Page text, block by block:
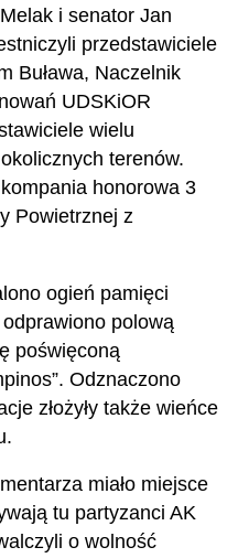
i senator Jan
przedstawiciele
Buława, Naczelnik
UDSKiOR
wielu
terenów.
honorowa 3
Powietrznej z
ogień pamięci
polową
poświęconą
Odznaczono
złożyły także wieńce
miało miejsce
tu partyzanci AK
o wolność